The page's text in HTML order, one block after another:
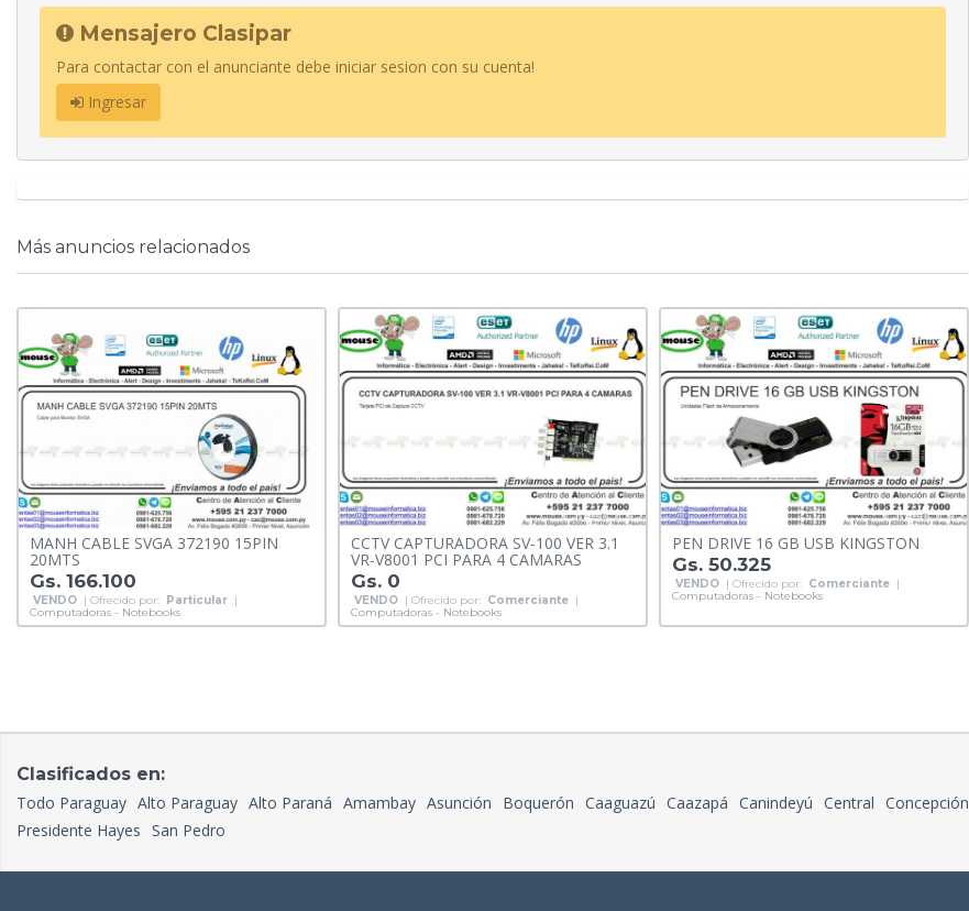
Mensajero Clasipar
Para contactar con el anunciante debe iniciar sesion con su cuenta!
Ingresar
Más anuncios relacionados
MANH CABLE SVGA 372190 15PIN
20MTS
Gs. 166.100
VENDO | Ofrecido por: Particular |
Computadoras - Notebooks
CCTV CAPTURADORA SV-100 VER 3.1
VR-V8001 PCI PARA 4 CAMARAS
Gs. 0
VENDO | Ofrecido por: Comerciante |
Computadoras - Notebooks
PEN DRIVE 16 GB USB KINGSTON
Gs. 50.325
VENDO | Ofrecido por: Comerciante |
Computadoras - Notebooks
Clasificados en:
Todo Paraguay Alto Paraguay Alto Paraná Amambay Asunción Boquerón Caaguazú Caazapá Canindeyú Central Concepción
Presidente Hayes San Pedro